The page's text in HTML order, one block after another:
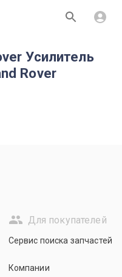
Усилитель
Rover
Для покупателей
Сервис поиска запчастей
Компании